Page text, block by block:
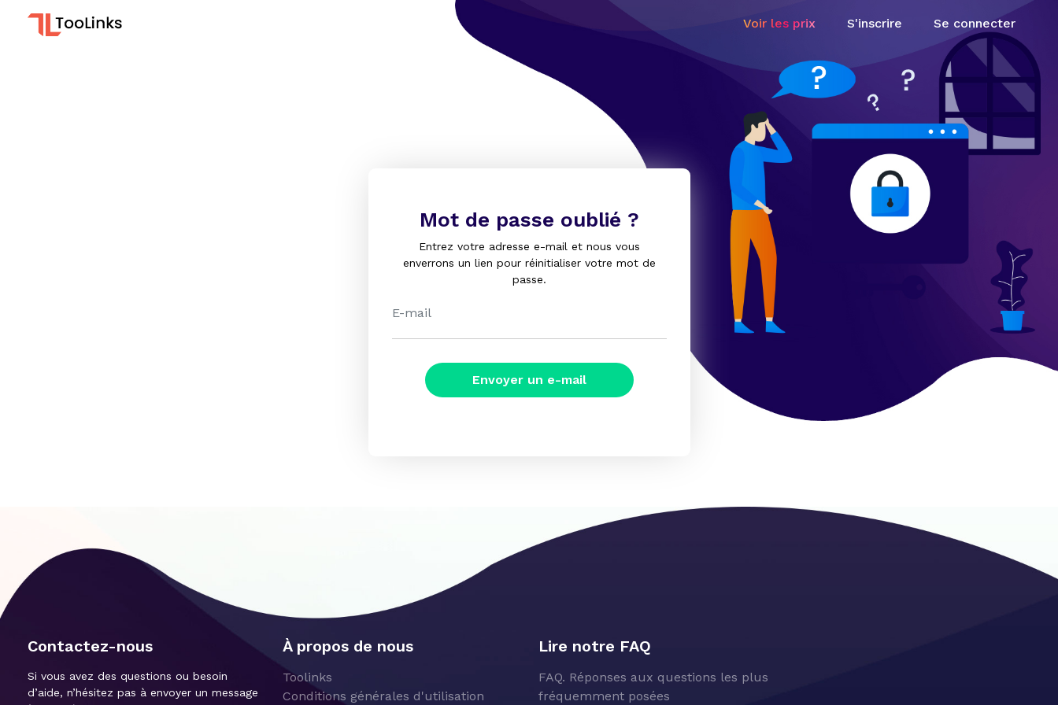
Voir les prix S'inscrire Se connecter
Mot de passe oublié ?
Entrez votre adresse e-mail et nous vous
enverrons un lien pour réinitialiser votre mot de
passe.
Envoyer un e-mail
Contactez-nous
Si vous avez des questions ou besoin
d’aide, n’hésitez pas à envoyer un message
À propos de nous
Toolinks
Conditions générales d'utilisation
Lire notre FAQ
FAQ. Réponses aux questions les plus
fréquemment posées